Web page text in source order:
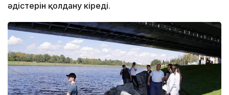
әдістерін қолдану кіреді.